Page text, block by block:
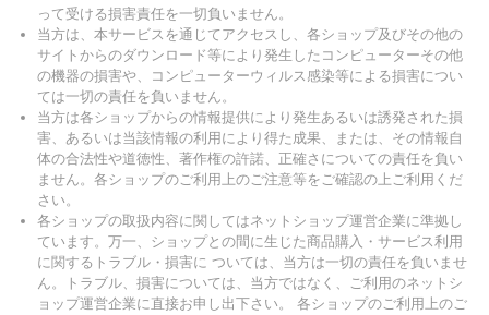
って受ける損害責任を一切負いません。
当方は、本サービスを通じてアクセスし、各ショップ及びその他の
サイトからのダウンロード等により発生したコンピューターその他
の機器の損害や、コンピューターウィルス感染等による損害につい
ては一切の責任を負いません。
当方は各ショップからの情報提供により発生あるいは誘発された損
害、あるいは当該情報の利用により得た成果、または、その情報自
体の合法性や道徳性、著作権の許諾、正確さについての責任を負い
ません。各ショップのご利用上のご注意等をご確認の上ご利用くだ
さい。
各ショップの取扱内容に関してはネットショップ運営企業に準拠し
ています。万一、ショップとの間に生じた商品購入・サービス利用
に関するトラブル・損害に ついては、当方は一切の責任を負いませ
ん。トラブル、損害については、当方ではなく、ご利用のネットシ
ョップ運営企業に直接お申し出下さい。 各ショップのご利用上のご